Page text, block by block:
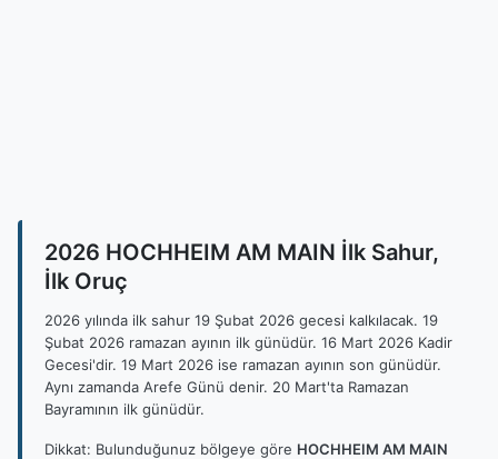
2026 HOCHHEIM AM MAIN İlk Sahur,
İlk Oruç
2026 yılında ilk sahur 19 Şubat 2026 gecesi kalkılacak. 19
Şubat 2026 ramazan ayının ilk günüdür. 16 Mart 2026 Kadir
Gecesi'dir. 19 Mart 2026 ise ramazan ayının son günüdür.
Aynı zamanda Arefe Günü denir. 20 Mart'ta Ramazan
Bayramının ilk günüdür.
Dikkat: Bulunduğunuz bölgeye göre HOCHHEIM AM MAIN